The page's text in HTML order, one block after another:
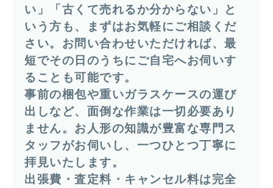
い」「古くて売れるか分からない」と
いう方も、まずはお気軽にご相談くだ
さい。お問い合わせいただければ、最
短でその日のうちにご自宅へお伺いす
ることも可能です。
事前の梱包や重いガラスケースの運び
出しなど、面倒な作業は一切必要あり
ません。お人形の知識が豊富な専門ス
タッフがお伺いし、一つひとつ丁寧に
拝見いたします。
出張費・査定料・キャンセル料は完全